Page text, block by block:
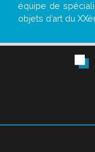
équipe de
objets d’art du